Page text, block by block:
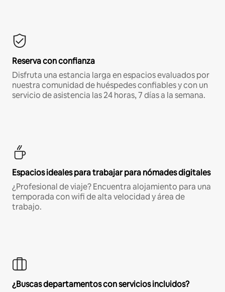
Reserva con confianza
Disfruta una estancia larga en espacios evaluados por
nuestra comunidad de huéspedes confiables y con un
servicio de asistencia las 24 horas, 7 días a la semana.
Espacios ideales para trabajar para nómades digitales
¿Profesional de viaje? Encuentra alojamiento para una
temporada con wifi de alta velocidad y área de
trabajo.
¿Buscas departamentos con servicios incluidos?